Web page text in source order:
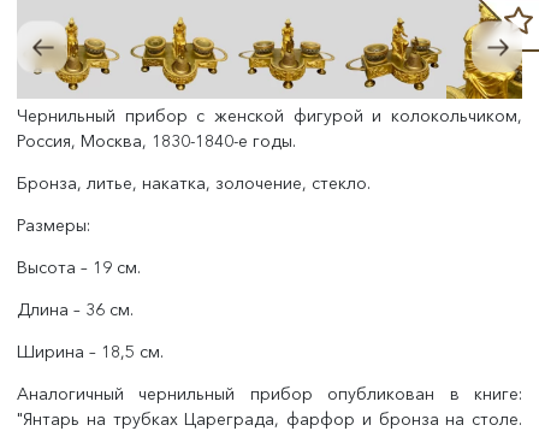
Чернильный прибор с женской фигурой и колокольчиком,
Россия, Москва, 1830-1840-е годы.
Бронза, литье, накатка, золочение, стекло.
Размеры:
Высота – 19 см.
Длина – 36 см.
Ширина – 18,5 см.
Аналогичный чернильный прибор опубликован в книге:
"Янтарь на трубках Цареграда, фарфор и бронза на столе.